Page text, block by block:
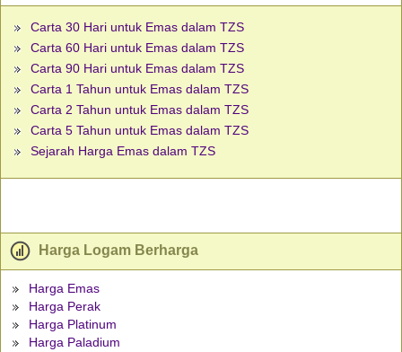
Carta 30 Hari untuk Emas dalam TZS
Carta 60 Hari untuk Emas dalam TZS
Carta 90 Hari untuk Emas dalam TZS
Carta 1 Tahun untuk Emas dalam TZS
Carta 2 Tahun untuk Emas dalam TZS
Carta 5 Tahun untuk Emas dalam TZS
Sejarah Harga Emas dalam TZS
Harga Logam Berharga
Harga Emas
Harga Perak
Harga Platinum
Harga Paladium